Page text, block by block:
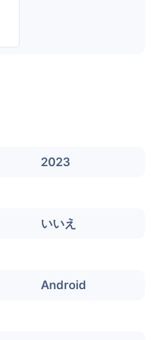
2023
いいえ
Android